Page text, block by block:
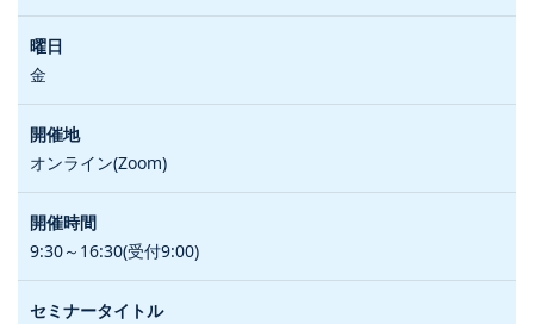
金
オンライン(Zoom)
9:30～16:30(受付9:00)